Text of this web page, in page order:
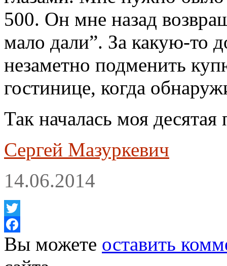
500. Он мне назад
мало дали”. За какую-то
незаметно подменить
гостинице, когда
Так началась моя
Сергей Мазуркевич
14.06.2014
Twitter
Facebook
Вы можете оставить